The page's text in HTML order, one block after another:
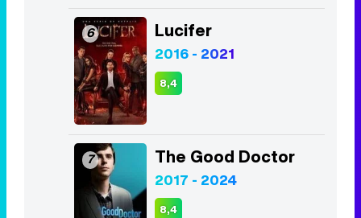
6 Lucifer
2016 - 2021
8,4
7 The Good Doctor
2017 - 2024
8,4